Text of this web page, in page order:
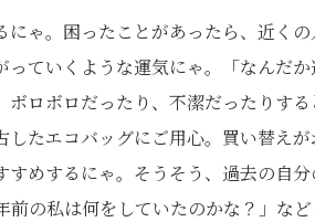
ゃ。困ったことがあったら、近く
ていくような運気にゃ。「なんだ
ロボロだったり、不潔だったりす
たエコバッグにご用心。買い替え
めするにゃ。そうそう、過去の自
の私は何をしていたのかな？」など